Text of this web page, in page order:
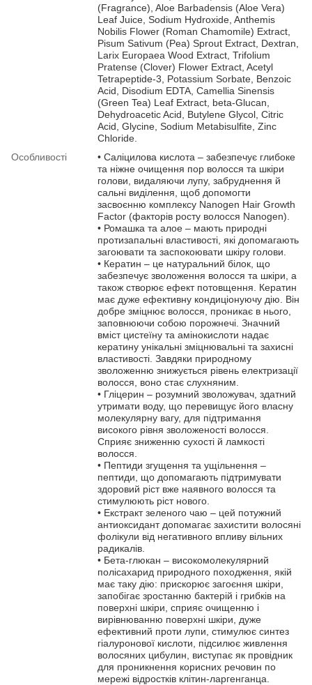
(Fragrance), Aloe Barbadensis (Aloe Vera)
Leaf Juice, Sodium Hydroxide, Anthemis
Nobilis Flower (Roman Chamomile) Extract,
Pisum Sativum (Pea) Sprout Extract, Dextran,
Larix Europaea Wood Extract, Trifolium
Pratense (Clover) Flower Extract, Acetyl
Tetrapeptide-3, Potassium Sorbate, Benzoic
Acid, Disodium EDTA, Camellia Sinensis
(Green Tea) Leaf Extract, beta-Glucan,
Dehydroacetic Acid, Butylene Glycol, Citric
Acid, Glycine, Sodium Metabisulfite, Zinc
Chloride.
Особливості
• Саліцилова кислота – забезпечує глибоке
та ніжне очищення пор волосся та шкіри
голови, видаляючи лупу, забруднення й
сальні виділення, щоб допомогти
засвоєнню комплексу Nanogen Hair Growth
Factor (факторів росту волосся Nanogen).
• Ромашка та алое – мають природні
протизапальні властивості, які допомагають
загоювати та заспокоювати шкіру голови.
• Кератин – це натуральний білок, що
забезпечує зволоження волосся та шкіри, а
також створює ефект потовщення. Кератин
має дуже ефективну кондиціонуючу дію. Він
добре зміцнює волосся, проникає в нього,
заповнюючи собою порожнечі. Значний
вміст цистеїну та амінокислоти надає
кератину унікальні зміцнювальні та захисні
властивості. Завдяки природному
зволоженню знижується рівень електризації
волосся, воно стає слухняним.
• Гліцерин – розумний зволожувач, здатний
утримати воду, що перевищує його власну
молекулярну вагу, для підтримання
високого рівня зволоженості волосся.
Сприяє зниженню сухості й ламкості
волосся.
• Пептиди згущення та ущільнення –
пептиди, що допомагають підтримувати
здоровий ріст вже наявного волосся та
стимулюють ріст нового.
• Екстракт зеленого чаю – цей потужний
антиоксидант допомагає захистити волосяні
фолікули від негативного впливу вільних
радикалів.
• Бета-глюкан – високомолекулярний
полісахарид природного походження, якій
має таку дію: прискорює загоєння шкіри,
запобігає зростанню бактерій і грибків на
поверхні шкіри, сприяє очищенню і
вирівнюванню поверхні шкіри, дуже
ефективний проти лупи, стимулює синтез
гіалуронової кислоти, підсилює живлення
волосяних цибулин, виступає як провідник
для проникнення корисних речовин по
мережі відростків клітин-ларгенганца.